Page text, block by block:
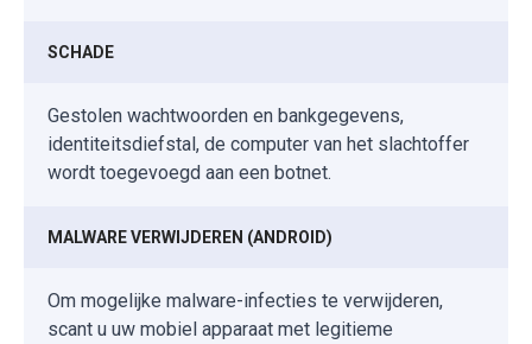
SCHADE
Gestolen wachtwoorden en bankgegevens,
identiteitsdiefstal, de computer van het slachtoffer
wordt toegevoegd aan een botnet.
MALWARE VERWIJDEREN (ANDROID)
Om mogelijke malware-infecties te verwijderen,
scant u uw mobiel apparaat met legitieme